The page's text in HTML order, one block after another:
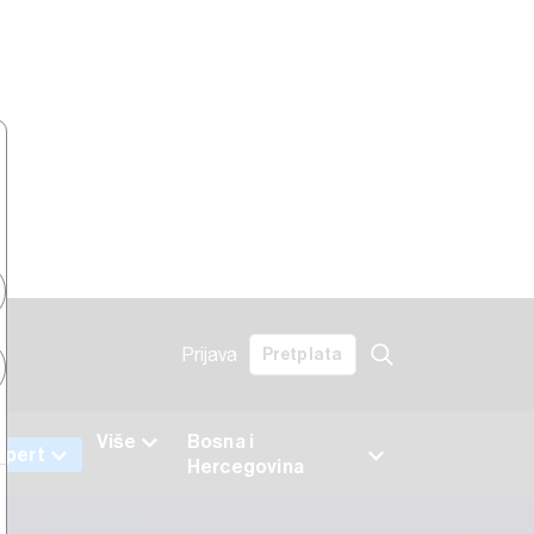
Prijava Pretplata
Bosna i
Hercegovina
Više